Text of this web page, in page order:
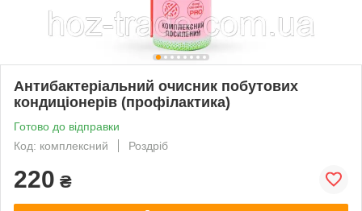
Антибактеріальний очисник побутових
кондиціонерів (профілактика)
Готово до відправки
Код: комплексний
Роздріб
220 ₴